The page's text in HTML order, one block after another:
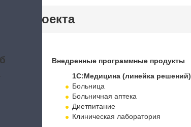
проекта
Внедренные программные продукты
1С:Медицина (линейка решений)
Больница
Больничная аптека
Диетпитание
Клиническая лаборатория